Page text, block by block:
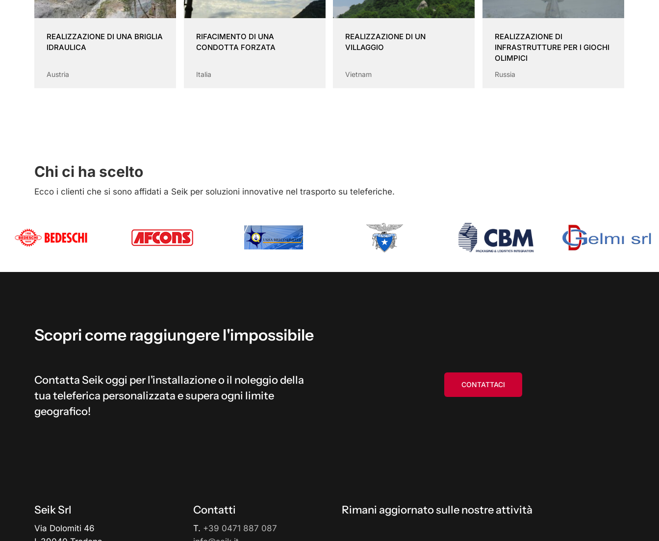
REALIZZAZIONE DI UNA BRIGLIA
IDRAULICA
Austria
RIFACIMENTO DI UNA
CONDOTTA FORZATA
Italia
REALIZZAZIONE DI UN
VILLAGGIO
Vietnam
REALIZZAZIONE DI
INFRASTRUTTURE PER I GIOCHI
OLIMPICI
Russia
Chi ci ha scelto
Ecco i clienti che si sono affidati a Seik per soluzioni innovative nel trasporto su teleferiche.
Scopricome raggiungere l'impossibile
Contatta Seik oggi per l'installazione o il noleggio della
tua teleferica personalizzata e supera ogni limite
geografico!
CONTATTACI
Seik Srl
Via Dolomiti 46
Contatti
T. +39 0471 887 087
Rimani aggiornato sulle nostre attività